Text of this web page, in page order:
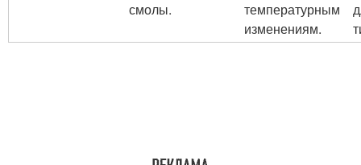
смолы.
температурным
изменениям.